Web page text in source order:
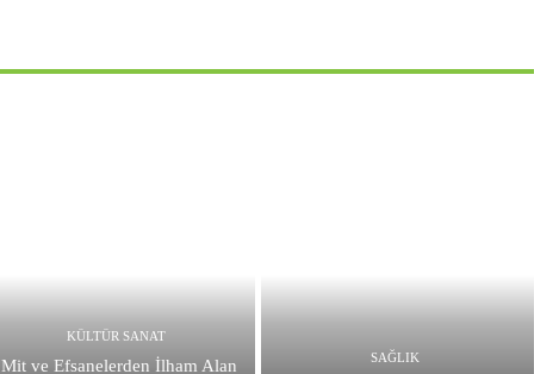
KÜLTÜR SANAT
Mit ve Efsanelerden İlham Alan
SAĞLIK